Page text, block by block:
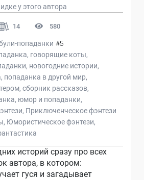
у этого автора
14 580
попаданки #5
говорящие коты
новогодние истории
попаданка в другой мир
сборник рассказов
юмор и попаданки
Приключенческое фэнтези
Юмористическое фэнтези
историй сразу про всех
автора, в котором:
гуся и загадывает